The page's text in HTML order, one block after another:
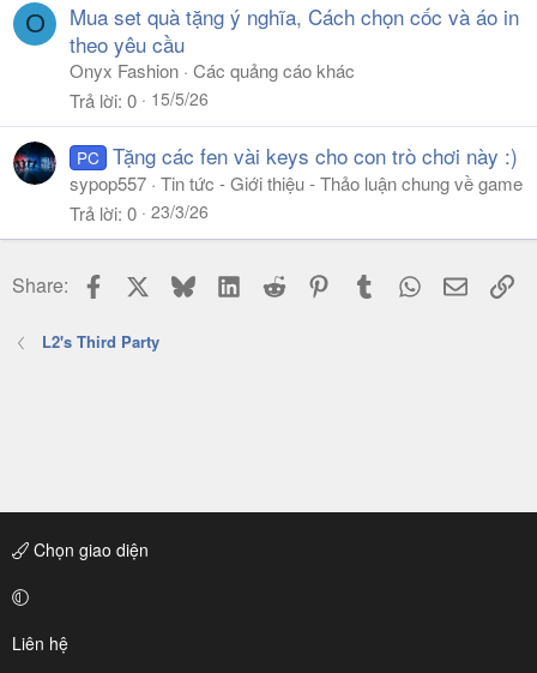
O
Mua set quà tặng ý nghĩa, Cách chọn cốc và áo in
theo yêu cầu
Onyx Fashion Các quảng cáo khác
Trả lời 0 15/5/26
PC Tặng các fen vài keys cho con trò chơi này :)
sypop557 Tin tức - Giới thiệu - Thảo luận chung về game
Trả lời 0 23/3/26
Share: Facebook BlueskyLinkedIn
Reddit PinterestTumblr WhatsApp
Email
L2's Third Party
Chọn giao diện
Liên hệ